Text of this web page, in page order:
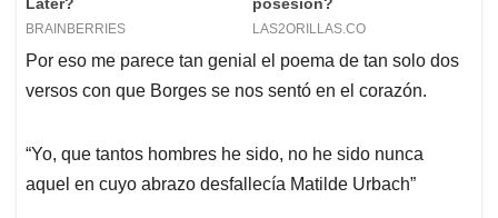
Por eso me parece tan genial el poema de tan solo dos
versos con que Borges se nos sentó en el corazón.
“Yo, que tantos hombres he sido, no he sido nunca
aquel en cuyo abrazo desfallecía Matilde Urbach”